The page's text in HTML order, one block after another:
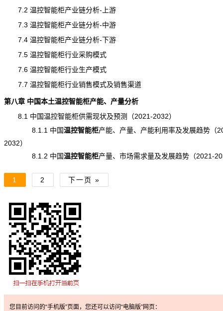
7.2 温控智能柜产业链分析-上游
7.3 温控智能柜产业链分析-中游
7.4 温控智能柜产业链分析-下游
7.5 温控智能柜行业采购模式
7.6 温控智能柜行业生产模式
7.7 温控智能柜行业销售模式及销售渠道
第八章 中国本土温控智能柜产能、 产量分析
8.1 中国温控智能柜供需现状及预测（2021-2032）
8.1.1 中国温控智能柜产能、产量、产能利用率及发展趋势（
2032）
8.1.2 中国温控智能柜产量、市场需求量及发展趋势（2021-
1 2 下一页 »
您目前访问的“手机版”页面，您还可以访问“电脑版”网页：